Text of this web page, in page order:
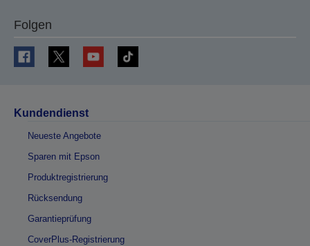
Folgen
Kundendienst
Neueste Angebote
Sparen mit Epson
Produktregistrierung
Rücksendung
Garantieprüfung
CoverPlus-Registrierung